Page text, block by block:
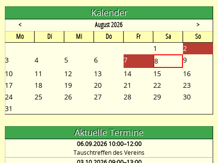
Kalender
< August 2026
>
Montag Dienstag Mittwoch Donnerstag Freitag Samstag Sonntag
1
2
3
4 5 6 7 8
9
10
11 12 13 14 15
16
17
18 19 20 21 22
23
24
25 26 27 28 29
30
31
Aktuelle Termine
06.09.2026 10:00–12:00
Tauschtreffen des Vereins